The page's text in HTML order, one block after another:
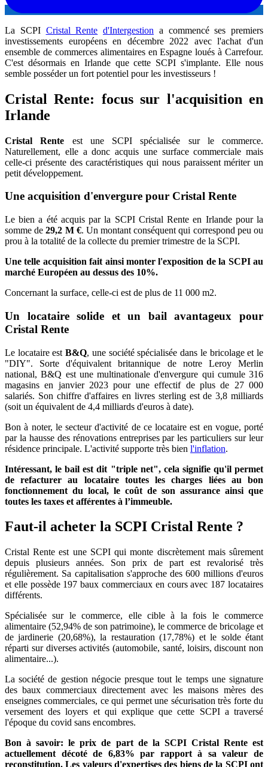
La SCPI Cristal Rente d'Intergestion a commencé ses premiers
investissements européens en décembre 2022 avec l'achat d'un
ensemble de commerces alimentaires en Espagne loués à Carrefour.
C'est désormais en Irlande que cette SCPI s'implante. Elle nous
semble posséder un fort potentiel pour les investisseurs !
Cristal Rente: focus sur l'acquisition en
Irlande
Cristal Rente est une SCPI spécialisée sur le commerce.
Naturellement, elle a donc acquis une surface commerciale mais
celle-ci présente des caractéristiques qui nous paraissent mériter un
petit développement.
Une acquisition d'envergure pour Cristal Rente
Le bien a été acquis par la SCPI Cristal Rente en Irlande pour la
somme de29,2 M €. Un montant conséquent qui correspond peu ou
prou à la totalité de la collecte du premier trimestre de la SCPI.
Une telle acquisition fait ainsi monter l'exposition de la SCPI au
marché Européen au dessus des 10%.
Concernant la surface, celle-ci est de plus de 11 000 m2.
Un locataire solide et un bail avantageux pour
Cristal Rente
Le locataire estB&Q, une société spécialisée dans le bricolage et le
"DIY". Sorte d'équivalent britannique de notre Leroy Merlin
national, B&Q est une multinationale d'envergure qui cumule 316
magasins en janvier 2023 pour une effectif de plus de 27 000
salariés. Son chiffre d'affaires en livres sterling est de 3,8 milliards
(soit un équivalent de 4,4 milliards d'euros à date).
Bon à noter, le secteur d'activité de ce locataire est en vogue, porté
par la hausse des rénovations entreprises par les particuliers sur leur
résidence principale. L'activité supporte très bien l'inflation.
Intéressant, le bail est dit "triple net", cela signifie qu'il permet
de refacturer au locataire toutes les charges liées au bon
fonctionnement du local, le coût de son assurance ainsi que
toutes les taxes et afférentes à l’immeuble.
Faut-il acheter la SCPI Cristal Rente ?
Cristal Rente est une SCPI qui monte discrètement mais sûrement
depuis plusieurs années. Son prix de part est revalorisé très
régulièrement. Sa capitalisation s'approche des 600 millions d'euros
et elle possède 197 baux commerciaux en cours avec 187 locataires
différents.
Spécialisée sur le commerce, elle cible à la fois le commerce
alimentaire (52,94% de son patrimoine), le commerce de bricolage et
de jardinerie (20,68%), la restauration (17,78%) et le solde étant
réparti sur diverses activités (automobile, santé, loisirs, discount non
alimentaire...).
La société de gestion négocie presque tout le temps une signature
des baux commerciaux directement avec les maisons mères des
enseignes commerciales, ce qui permet une sécurisation très forte du
versement des loyers et qui explique que cette SCPI a traversé
l'époque du covid sans encombres.
Bon à savoir: le prix de part de la SCPI Cristal Rente est
actuellement décoté de 6,83% par rapport à sa valeur de
reconstitution. Les valeurs d'expertises des biens de la SCPI ont